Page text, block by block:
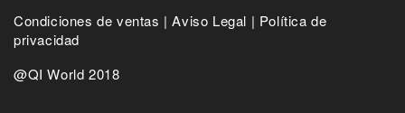
Condiciones de ventas |Aviso Legal | Política de
privacidad
@QI World 2018